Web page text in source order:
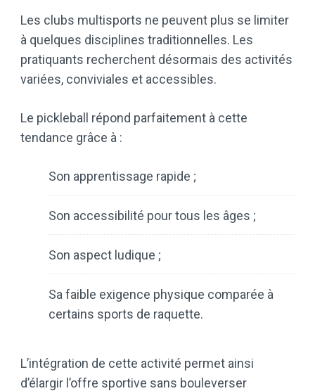
Les clubs multisports ne peuvent plus se limiter
à quelques disciplines traditionnelles. Les
pratiquants recherchent désormais des activités
variées, conviviales et accessibles.
Le pickleball répond parfaitement à cette
tendance grâce à :
Son apprentissage rapide ;
Son accessibilité pour tous les âges ;
Son aspect ludique ;
Sa faible exigence physique comparée à
certains sports de raquette.
L’intégration de cette activité permet ainsi
d’élargir l’offre sportive sans bouleverser